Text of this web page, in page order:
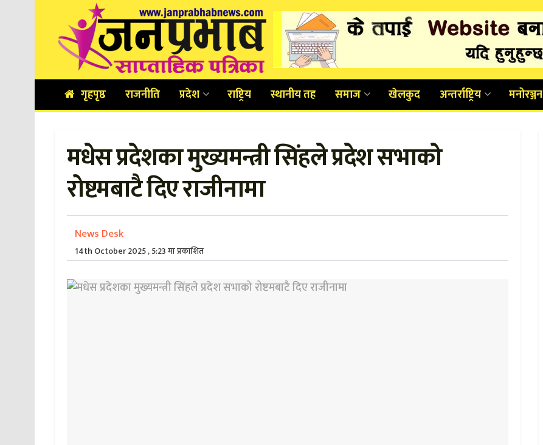
गृहपृष्ठ राजनीति प्रदेश राष्ट्रिय स्थानीय तह समाज खेलकुद अन्तर्राष्ट्रिय मनोरञ्जन
मधेस प्रदेशका मुख्यमन्त्री सिंहले प्रदेश सभाको
रोष्टमबाटै दिए राजीनामा
News Desk
14th October 2025 , 5:23 मा प्रकाशित